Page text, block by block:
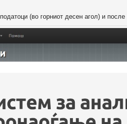
(во горниот десен агол) и